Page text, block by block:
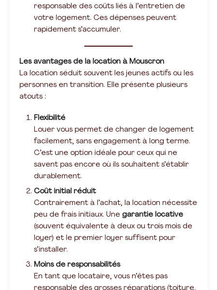
responsable des coûts liés à l’entretien de
votre logement. Ces dépenses peuvent
rapidement s’accumuler.
Les avantages de la location à Mouscron
La location séduit souvent les jeunes actifs ou les
personnes en transition. Elle présente plusieurs
atouts :
Flexibilité
Louer vous permet de changer de logement
facilement, sans engagement à long terme.
C’est une option idéale pour ceux qui ne
savent pas encore où ils souhaitent s’établir
durablement.
Coût initial réduit
Contrairement à l’achat, la location nécessite
peu de frais initiaux. Une garantie locative
(souvent équivalente à deux ou trois mois de
loyer) et le premier loyer suffisent pour
s’installer.
Moins de responsabilités
En tant que locataire, vous n’êtes pas
responsable des grosses réparations (toiture,